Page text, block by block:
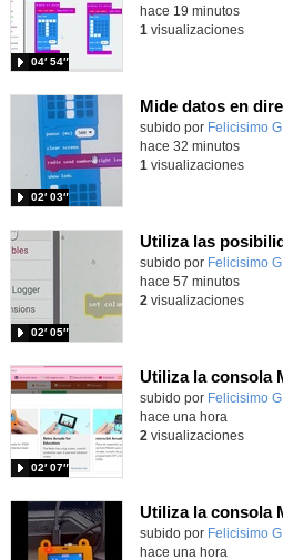
04′ 54″
hace 19 minutos
1 visualizaciones
Contenido educativo.
subido por Felicisimo G.
02′ 03″
hace 32 minutos
1 visualizaciones
Contenido educativo.
subido por Felicisimo G.
02′ 05″
hace 57 minutos
2 visualizaciones
Contenido educativo.
subido por Felicisimo G.
02′ 07″
hace una hora
2 visualizaciones
Contenido educativo.
subido por Felicisimo G.
hace una hora